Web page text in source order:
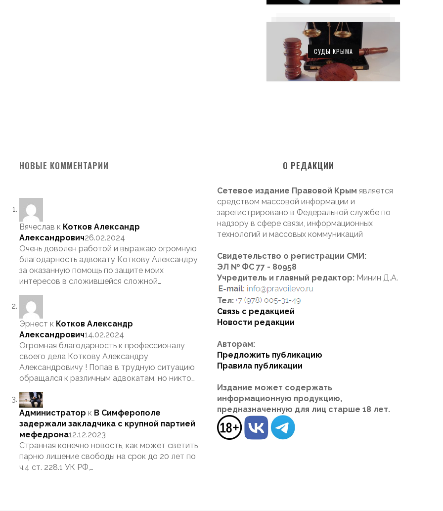
СУДЫ КРЫМА
НОВЫЕ КОММЕНТАРИИ
Вячеслав к Котков Александр
Александрович26.02.2024
Очень доволен работой и выражаю огромную
благодарность адвокату Коткову Александру
за оказанную помощь по защите моих
интересов в сложившейся сложной…
Эрнест к Котков Александр
Александрович14.02.2024
Огромная благодарность к профессионалу
своего дела Коткову Александру
Александровичу ! Попав в трудную ситуацию
обращался к различным адвокатам, но никто…
Администратор к В Симферополе
задержали закладчика с крупной партией
мефедрона12.12.2023
Странная конечно новость, как может светить
парню лишение свободы на срок до 20 лет по
ч.4 ст. 228.1 УК РФ,…
О РЕДАКЦИИ
Сетевое издание Правовой Крым является
средством массовой информации и
зарегистрировано в Федеральной службе по
надзору в сфере связи, информационных
технологий и массовых коммуникаций
Свидетельство о регистрации СМИ:
ЭЛ № ФС 77 - 80958
Учредитель и главный редактор: Минин Д.А.
Тел:
Связь с редакцией
Новости редакции
Авторам:
Предложить публикацию
Правила публикации
Издание может содержать
информационную продукцию,
предназначенную для лиц старше 18 лет.